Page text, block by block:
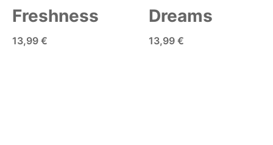
Freshness
13,99 €
Dreams
13,99 €